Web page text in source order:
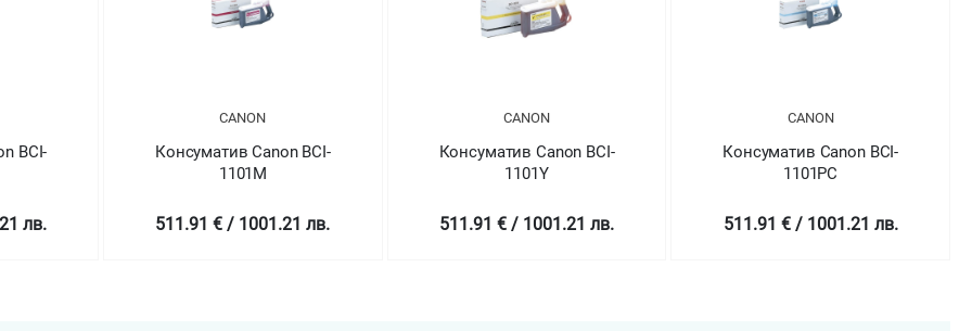
BCI-
лв.
CANON
Консуматив Canon BCI-
1101M
511.91 € / 1001.21 лв.
CANON
Консуматив Canon BCI-
1101Y
511.91 € / 1001.21 лв.
CANON
Консуматив Canon BCI-
1101PC
511.91 € / 1001.21 лв.